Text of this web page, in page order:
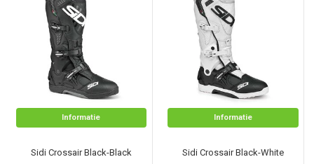
Informatie
Sidi Crossair Black-Black
Informatie
Sidi Crossair Black-White